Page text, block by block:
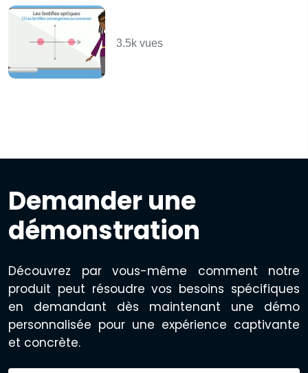
3.5k vues
Demander une
démonstration
Découvrez par vous-même comment notre
produit peut résoudre vos besoins spécifiques
en demandant dès maintenant une démo
personnalisée pour une expérience captivante
et concrète.